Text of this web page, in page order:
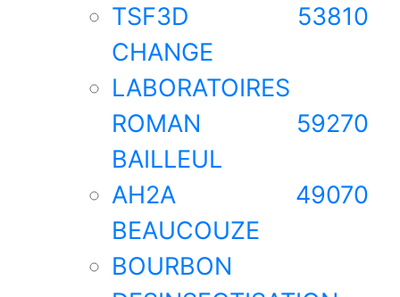
TSF3D 53810
CHANGE
LABORATOIRES
ROMAN 59270
BAILLEUL
AH2A 49070
BEAUCOUZE
BOURBON